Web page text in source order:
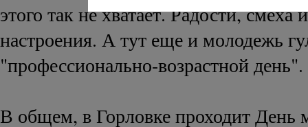
этого так не хватает. Радости, смеха
настроения. А тут еще и молодежь
"профессионально-возрастной день".
В общем, в Горловке проходит День